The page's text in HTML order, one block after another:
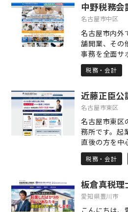
に起業当初は
いという方に
すのでお気軽
中野税務会
名古屋市中区
名古屋市内外
舗開業、その
事務を全面サ
（1）お客様
こと （2）経
すること （3
質問に対応出
ス相談窓口で
実したサービ
す。 ご相談
日祝日も10：
けしておりま
下さい。
税務・会計
近藤正臣公
名古屋市東区
名古屋市東区
務所です。起
直後の方を中
成長に導くた
ります。起業
ないと、あっ
ってしまいま
税務・会計
板倉真税理
愛知県豊川市
こんにちは、